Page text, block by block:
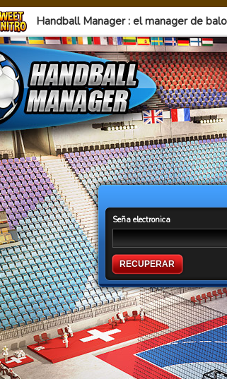
Handball Manager : el manager de
Seña electronica
RECUPERAR